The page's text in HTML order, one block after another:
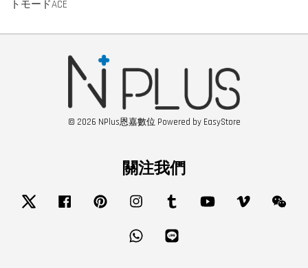
トモードACE
© 2026 NPlus恩嘉數位 Powered by EasyStore
關注我們
Twitter Facebook Pinterest Instagram Tumblr YouTube Vimeo
Whatsapp